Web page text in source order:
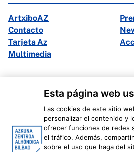
ArtxiboAZ
Contacto
Tarjeta Az
Multimedia
Instagram
Información legal Sistema
Esta página web
Las cookies de este sitio
personalizar el contenido y
ofrecer funciones de redes
el tráfico. Además,
sobre el uso que haga del